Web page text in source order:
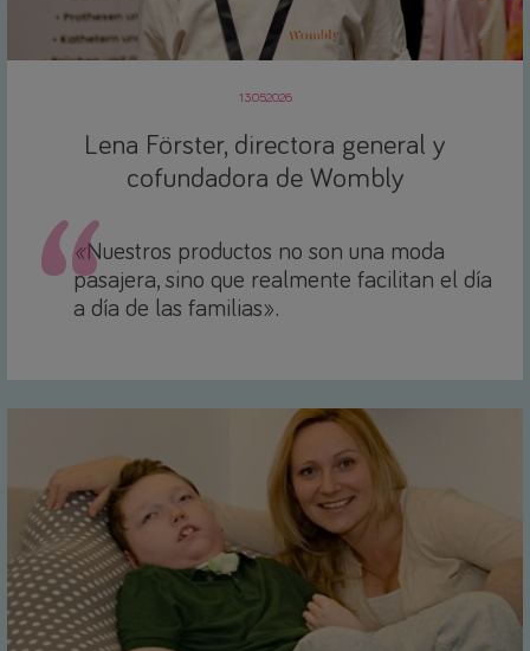
13.05.2026
Lena Förster, directora general y
cofundadora de Wombly
«Nuestros productos no son una moda
pasajera, sino que realmente facilitan el día
a día de las familias».